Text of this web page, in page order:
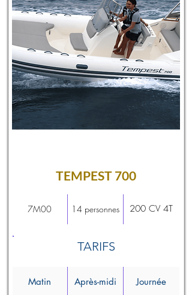
TEMPEST 700
7M00 14 personnes 200 CV 4T
TARIFS
Matin Après-midi Journée